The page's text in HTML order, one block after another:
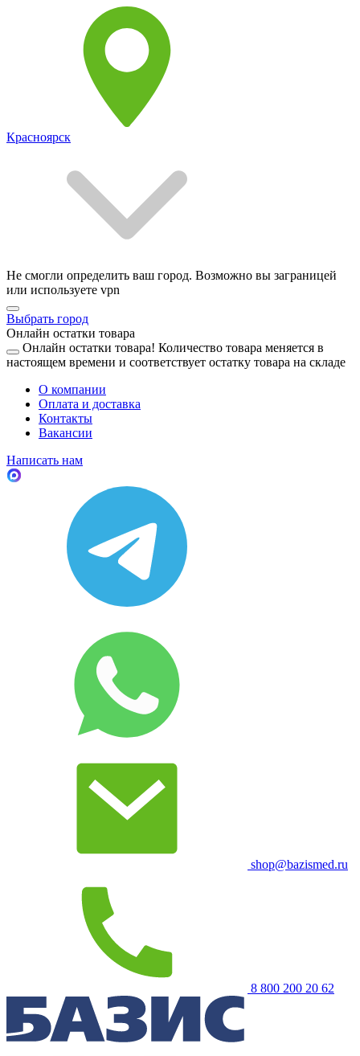
Красноярск
Не смогли определить ваш город. Возможно вы заграницей
или используете vpn
Выбрать город
Онлайн остатки товара
Онлайн остатки товара! Количество товара меняется в
настоящем времени и соответствует остатку товара на складе
О компании
Оплата и доставка
Контакты
Вакансии
Написать нам
shop@bazismed.ru
8 800 200 20 62